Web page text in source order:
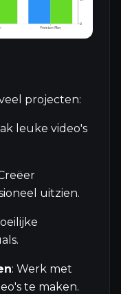
projecten:
leuke video's
uitzien.
: Werk met
te maken.